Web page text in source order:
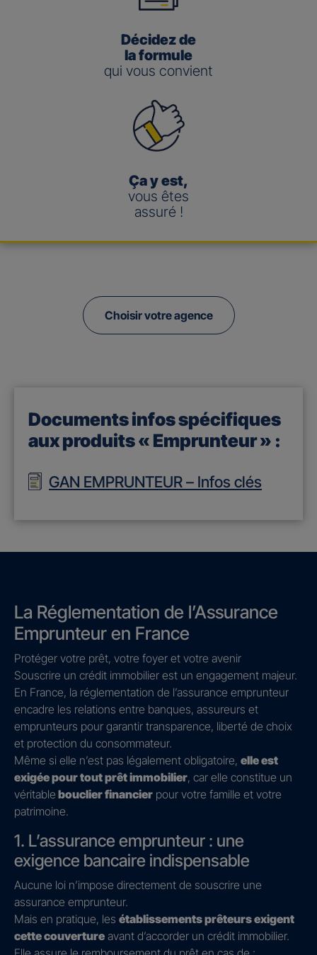
Décidez de
la formule
qui vous convient
Ça y est,
vous êtes
assuré !
Choisir votre agence
Documents infos spécifiques
aux produits « Emprunteur » :
GAN EMPRUNTEUR – Infos clés
La Réglementation de l’Assurance
Emprunteur en France
Protéger votre prêt, votre foyer et votre avenir
Souscrire un crédit immobilier est un engagement majeur.
En France, la réglementation de l’assurance emprunteur
encadre les relations entre banques, assureurs et
emprunteurs pour garantir transparence, liberté de choix
et protection du consommateur.
Même si elle n’est pas légalement obligatoire, elle est
exigée pour tout prêt immobilier, car elle constitue un
véritable bouclier financier pour votre famille et votre
patrimoine.
1. L’assurance emprunteur : une
exigence bancaire indispensable
Aucune loi n’impose directement de souscrire une
assurance emprunteur.
Mais en pratique, les établissements prêteurs exigent
cette couverture avant d’accorder un crédit immobilier.